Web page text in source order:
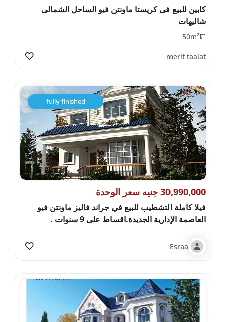
كابين للبيع فى كريستا ماونتن فيو الساحل الشمالى
شاليهات
50m²
merit taalat
fully finished
30,990,000 جنيه سعر الوحدة
فيلا كاملة التشطيب للبيع في جراند فاليز ماونتن فيو
العاصمة الإدارية الجديدة.اقساط على 9 سنوات .
Esraa